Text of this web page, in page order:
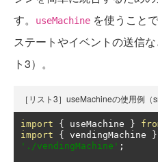
す。
useMachine を使うこと
ステートやイベントの送信
ト3）。
［リスト3］useMachineの使用例（
import { useMachine }
import
{ vendingMachine }
'./vendingMachine' ;